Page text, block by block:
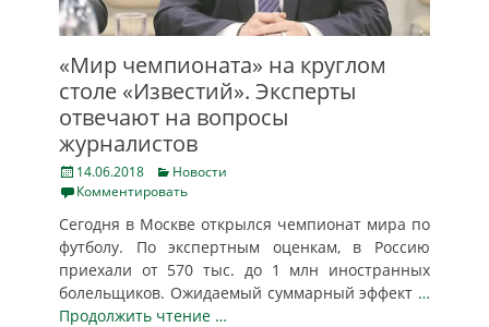
«Мир чемпионата» на круглом
столе «Известий». Эксперты
отвечают на вопросы
журналистов
Posted
on
14.06.2018 Categories
Новости
Комментировать
Сегодня в Москве открылся чемпионат мира по
футболу. По экспертным оценкам, в Россию
приехали от 570 тыс. до 1 млн иностранных
болельщиков. Ожидаемый суммарный эффект …
Продолжить чтение …